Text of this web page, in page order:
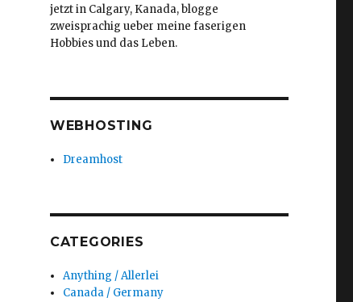
jetzt in Calgary, Kanada, blogge
zweisprachig ueber meine faserigen
Hobbies und das Leben.
WEBHOSTING
Dreamhost
CATEGORIES
Anything / Allerlei
Canada / Germany